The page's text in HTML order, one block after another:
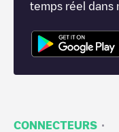
temps réel dans
CONNECTEURS ·